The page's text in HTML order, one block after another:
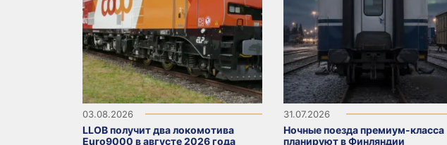
03.08.2026
LLOB получит два локомотива
Euro9000 в августе 2026 года
31.07.2026
Ночные поезда премиум-класса
планируют в Финляндии